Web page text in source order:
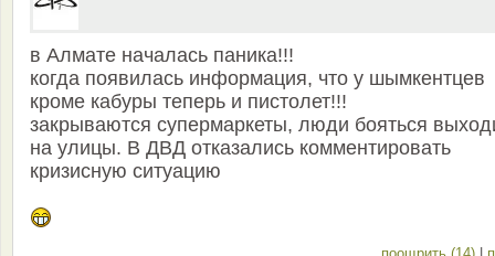
в Алмате началась паника!!!
когда появилась информация, что у шымкентцев
кроме кабуры теперь и пистолет!!!
закрываются супермаркеты, люди бояться
на улицы. В ДВД отказались комментировать
кризисную ситуацию